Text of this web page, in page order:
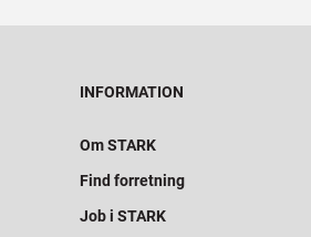
INFORMATION
Om STARK
Find forretning
Job i STARK